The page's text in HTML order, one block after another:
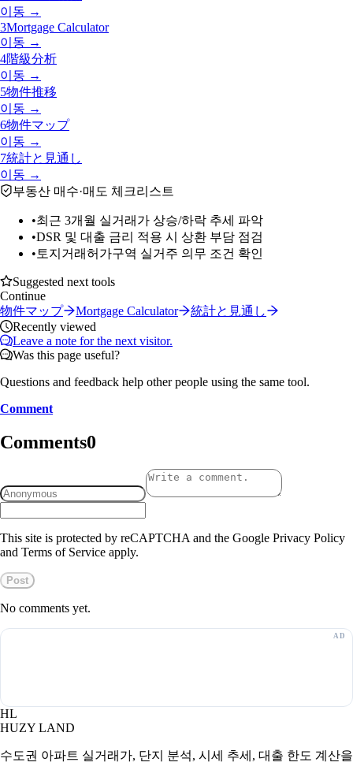
이동 →
3Mortgage Calculator
이동 →
4階級分析
이동 →
5物件推移
이동 →
6物件マップ
이동 →
7統計と見通し
이동 →
부동산 매수·매도 체크리스트
•최근 3개월 실거래가 상승/하락 추세 파악
•DSR 및 대출 금리 적용 시 상환 부담 점검
• 토지거래허가구역 실거주 의무 조건 확인
Suggested next tools
Continue
物件マップ
Mortgage Calculator
統計と見通し
Recently viewed
Leave a note for the next visitor.
Was this page useful?
Questions and feedback help other people using the same tool.
Comment
Comments0
This site is protected by reCAPTCHA and the Google Privacy Policy
and Terms of Service apply.
Post
No comments yet.
HL
HUZY LAND
수도권 아파트 실거래가, 단지 분석, 시세 추세, 대출 한도 계산을